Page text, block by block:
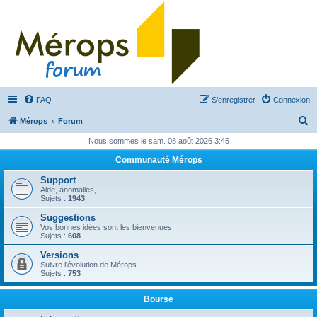
FAQ Connexion
S’enregistrer
Mérops Forum
h
r
Nous sommes le sam. 08 août 2026 3:45
Communauté Mérops
Support
Aide, anomalies, ...
Sujets : 1943
Suggestions
Vos bonnes idées sont les bienvenues
Sujets : 608
Versions
Suivre l'évolution de Mérops
Sujets : 753
Bourse